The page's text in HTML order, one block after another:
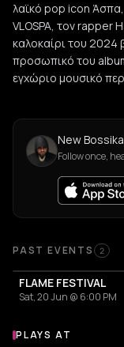
λαϊκό pop icon
VLOSPA, τον rapper
καλοκαίρι του 2024
προσωπικό του
εγχώριο μουσικό
New
Follow once,
Past Events
PAST EVENTS 2
FLAME FESTIVAL
Sat, 20 Jun @ 6:00 PM
Venues where
PLAYS AT
ATHLETIC FIELD